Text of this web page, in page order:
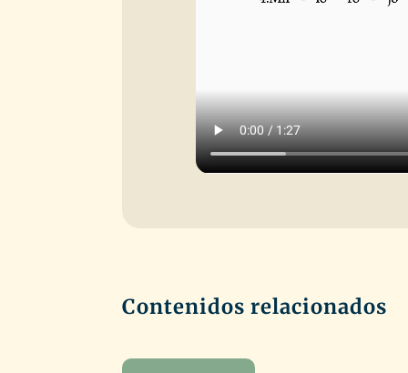
Contenidos relacionados